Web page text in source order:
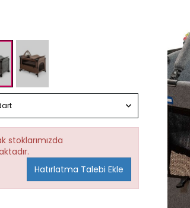
stoklarımızda
Hatırlatma Talebi Ekle